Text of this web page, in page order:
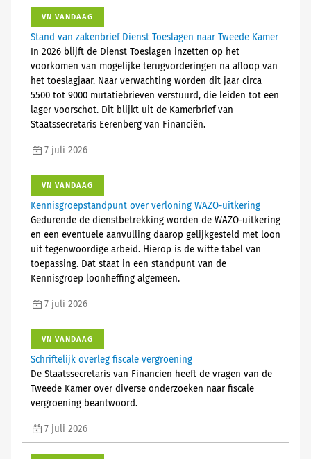
VN VANDAAG
Stand van zakenbrief Dienst Toeslagen naar Tweede Kamer
In 2026 blijft de Dienst Toeslagen inzetten op het
voorkomen van mogelijke terugvorderingen na afloop van
het toeslagjaar. Naar verwachting worden dit jaar circa
5500 tot 9000 mutatiebrieven verstuurd, die leiden tot een
lager voorschot. Dit blijkt uit de Kamerbrief van
Staatssecretaris Eerenberg van Financiën.
7 juli 2026
VN VANDAAG
Kennisgroepstandpunt over verloning WAZO-uitkering
Gedurende de dienstbetrekking worden de WAZO-uitkering
en een eventuele aanvulling daarop gelijkgesteld met loon
uit tegenwoordige arbeid. Hierop is de witte tabel van
toepassing. Dat staat in een standpunt van de
Kennisgroep loonheffing algemeen.
7 juli 2026
VN VANDAAG
Schriftelijk overleg fiscale vergroening
De Staatssecretaris van Financiën heeft de vragen van de
Tweede Kamer over diverse onderzoeken naar fiscale
vergroening beantwoord.
7 juli 2026